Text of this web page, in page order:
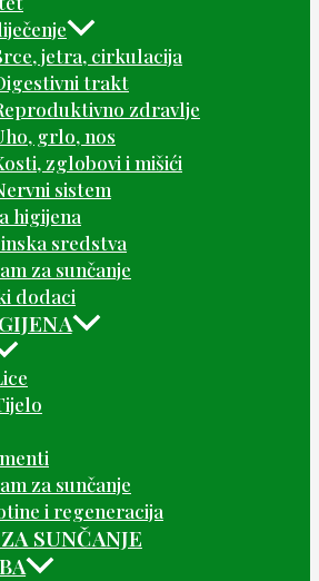
jetra, cirkulacija
trakt
zdravlje
grlo, nos
zglobovi i mišići
sistem
higijena
sredstva
za sunčanje
dodaci
za sunčanje
i regeneracija
SUNČANJE